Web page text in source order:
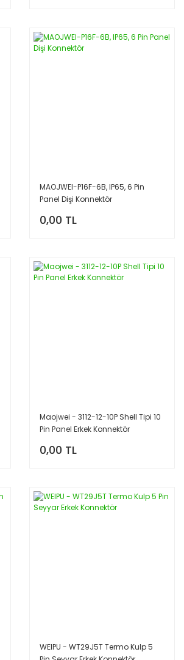
MAOJWEI-P16F-6B, IP65, 6 Pin
Panel Dişi Konnektör
0,00 TL
Maojwei - 3112-12-10P Shell Tipi 10
Pin Panel Erkek Konnektör
0,00 TL
WEIPU - WT29J5T Termo Kulp 5